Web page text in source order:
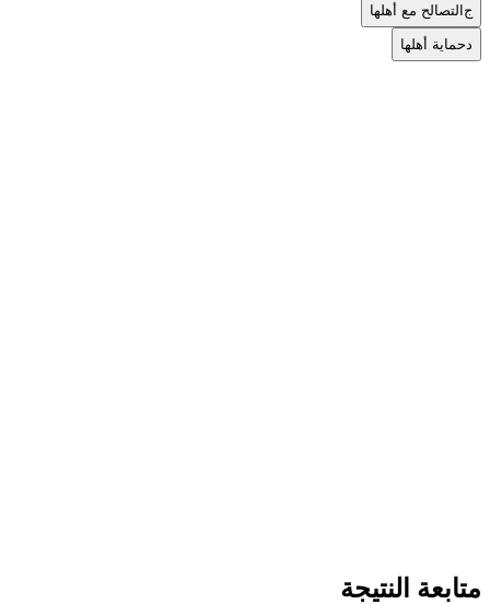
جالتصالح مع أهلها
حماية أهلها
متابعة النتيجة